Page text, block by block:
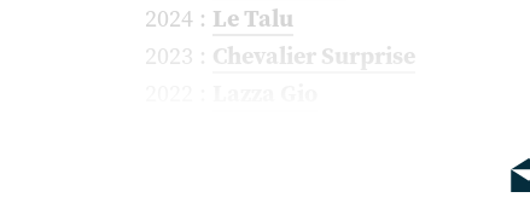
2024 : Le Talu
2023 : Chevalier Surprise